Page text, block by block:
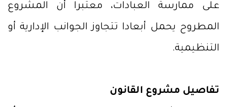
على ممارسة العبادات، معتبرا أن المشروع
المطروح يحمل أبعادا تتجاوز الجوانب الإدارية أو
التنظيمية.
تفاصيل مشروع القانون